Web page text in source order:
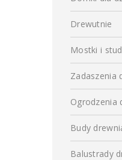
Drewutnie
Mostki i
Zadaszenia
Ogrodzenia
Budy
Balustrady